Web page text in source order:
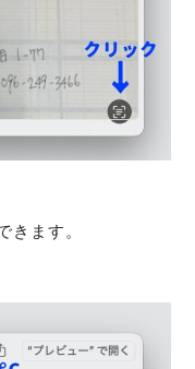
きます。